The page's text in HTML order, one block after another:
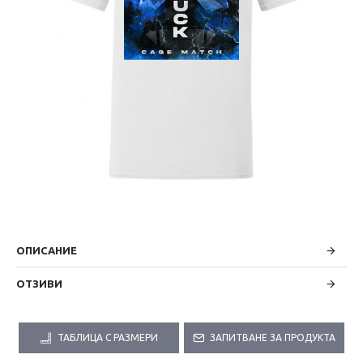
ОПИСАНИЕ
ОТЗИВИ
ТАБЛИЦА С РАЗМЕРИ ЗАПИТВАНЕ ЗА ПРОДУКТА